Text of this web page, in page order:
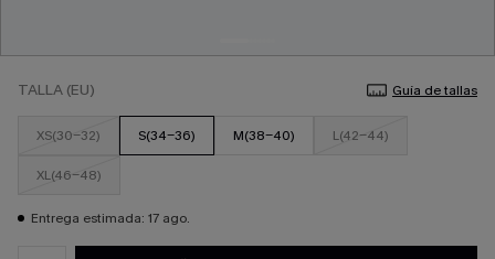
TALLA (EU) Guía de tallas
XS(30-32) S(34-36) M(38-40) L(42-44)
XL(46-48)
Entrega estimada: 17 ago.